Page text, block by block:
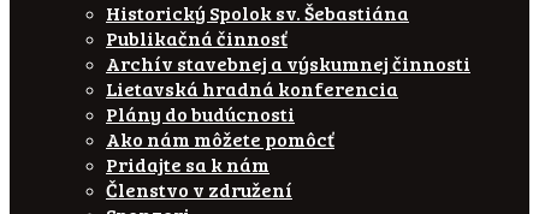
Historický Spolok sv. Šebastiána
Publikačná činnosť
Archív stavebnej a výskumnej činnosti
Lietavská hradná konferencia
Plány do budúcnosti
Ako nám môžete pomôcť
Pridajte sa k nám
Členstvo v združení